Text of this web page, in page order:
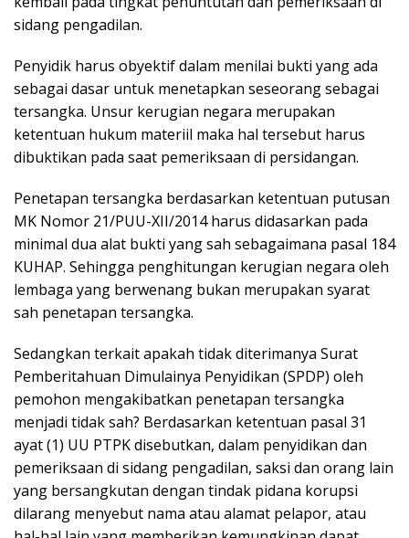
sidang pengadilan.
Penyidik harus obyektif dalam menilai bukti yang ada
sebagai dasar untuk menetapkan seseorang sebagai
tersangka. Unsur kerugian negara merupakan
ketentuan hukum materiil maka hal tersebut harus
dibuktikan pada saat pemeriksaan di persidangan.
Penetapan tersangka berdasarkan ketentuan putusan
MK Nomor 21/PUU-XII/2014 harus didasarkan pada
minimal dua alat bukti yang sah sebagaimana pasal 184
KUHAP. Sehingga penghitungan kerugian negara oleh
lembaga yang berwenang bukan merupakan syarat
sah penetapan tersangka.
Sedangkan terkait apakah tidak diterimanya Surat
Pemberitahuan Dimulainya Penyidikan (SPDP) oleh
pemohon mengakibatkan penetapan tersangka
menjadi tidak sah? Berdasarkan ketentuan pasal 31
ayat (1) UU PTPK disebutkan, dalam penyidikan dan
pemeriksaan di sidang pengadilan, saksi dan orang lain
yang bersangkutan dengan tindak pidana korupsi
dilarang menyebut nama atau alamat pelapor, atau